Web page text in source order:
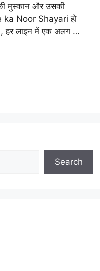
मुस्कान और उसकी
ka Noor Shayari हो
हर लाइन में एक अलग …
Search